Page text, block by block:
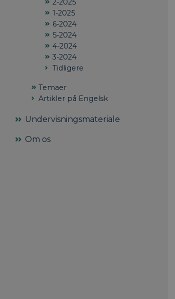
1-2025
6-2024
5-2024
4-2024
3-2024
Tidligere
Temaer
Artikler på Engelsk
Undervisningsmateriale
Om os